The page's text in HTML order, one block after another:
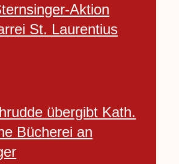
Aktion
St. Laurentius
übergibt Kath.
Bücherei an